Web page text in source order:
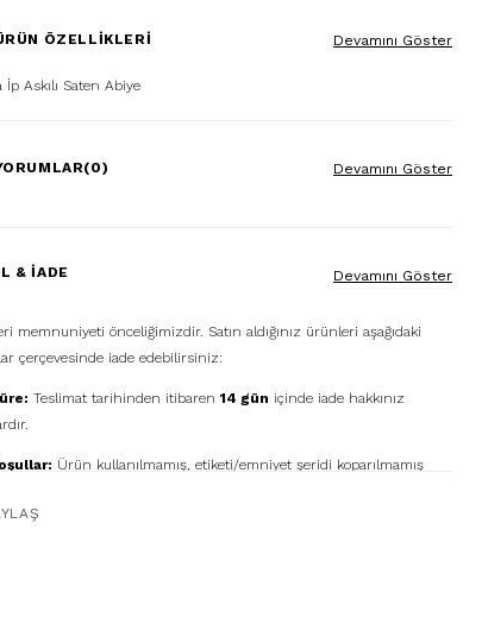
ÖZELLIKLERI
İp Askılı Saten Abiye
Devamını Göster
(0) Devamını Göster
& İADE
memnuniyeti önceliğimizdir. Satın aldığınız ürünleri aşağıdaki
çerçevesinde iade edebilirsiniz:
Teslimat tarihinden itibaren 14 gün içinde iade hakkınız
Ürün kullanılmamış, etiketi/emniyet şeridi koparılmamış
Devamını Göster